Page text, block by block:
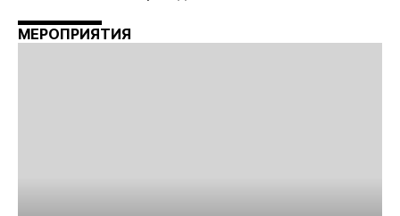
МЕРОПРИЯТИЯ